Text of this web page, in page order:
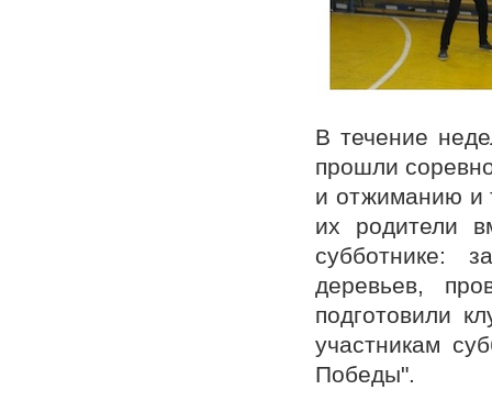
В течение
прошли
и отжиманию и
их родители
субботнике:
деревьев,
подготовили
участникам
Победы".